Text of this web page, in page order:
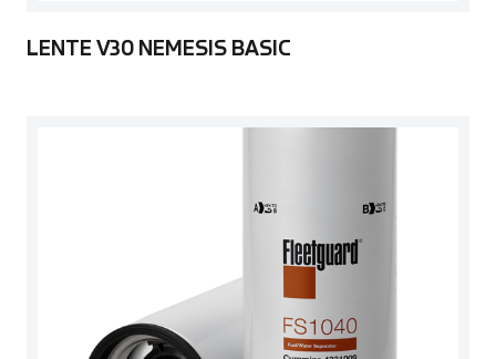
LENTE V30 NEMESIS BASIC